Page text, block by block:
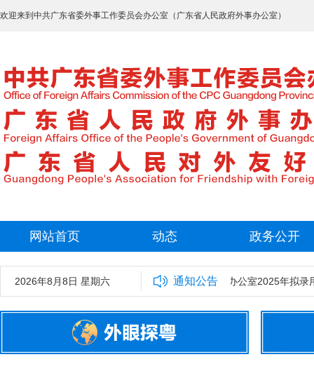
欢迎来到中共广东省委外事工作委员会办公室（广东省人民政府外事办公室）
网站首页 动态 政务公开
2026年8月8日 星期六 通知公告
中共广东省委外事工作委员会办公室2025年拟录用